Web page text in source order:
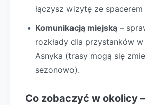
łączysz wizytę ze
Komunikacją miejską –
rozkłady dla przystanków
Asnyka (trasy mogą się
sezonowo).
Co zobaczyć w okolicy